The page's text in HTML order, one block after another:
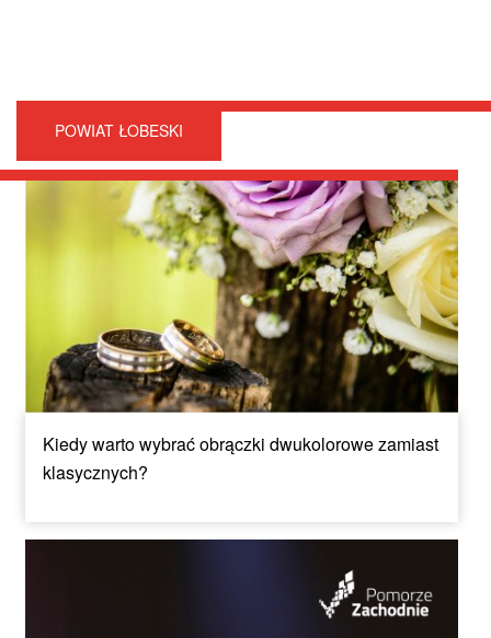
POWIAT ŁOBESKI
Kiedy warto wybrać obrączki dwukolorowe zamiast
klasycznych?